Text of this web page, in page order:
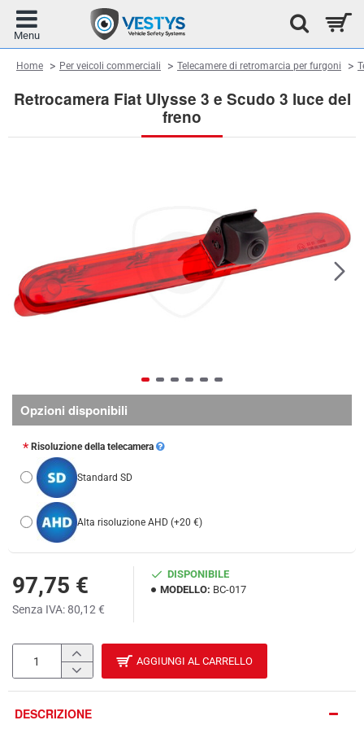
Retrocamera Fiat Ulysse 3 e Scudo 3 luce del
freno
HomehomePer veicoli commerciali Telecamere di retromarcia per furgoni
97,75 €
Senza IVA: 80,12 €
DISPONIBILE
MODELLO: BC-017
Opzioni disponibili
Risoluzione della telecamera
Standard SD
Alta risoluzione AHD (+20 €)
AGGIUNGI AL CARRELLO
DESCRIZIONE